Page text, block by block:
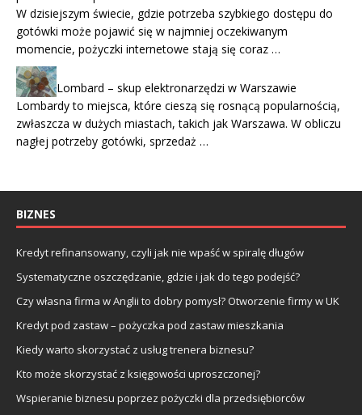
W dzisiejszym świecie, gdzie potrzeba szybkiego dostępu do
gotówki może pojawić się w najmniej oczekiwanym
momencie, pożyczki internetowe stają się coraz …
Lombard – skup elektronarzędzi w Warszawie
Lombardy to miejsca, które cieszą się rosnącą popularnością,
zwłaszcza w dużych miastach, takich jak Warszawa. W obliczu
nagłej potrzeby gotówki, sprzedaż …
BIZNES
Kredyt refinansowany, czyli jak nie wpaść w spiralę długów
Systematyczne oszczędzanie, gdzie i jak do tego podejść?
Czy własna firma w Anglii to dobry pomysł? Otworzenie firmy w UK
Kredyt pod zastaw – pożyczka pod zastaw mieszkania
Kiedy warto skorzystać z usług trenera biznesu?
Kto może skorzystać z księgowości uproszczonej?
Wspieranie biznesu poprzez pożyczki dla przedsiębiorców